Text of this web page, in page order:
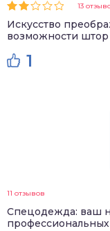
13
Искусство
возможности
1
11 отзывов
Спецодежда: ваш
профессиональных